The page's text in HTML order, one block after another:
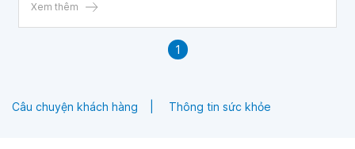
thông tin về các bài tập giúp cải thiện sức mạnh cốt lõi của
Xem thêm
1
Câu chuyện khách hàng Thông tin sức khỏe